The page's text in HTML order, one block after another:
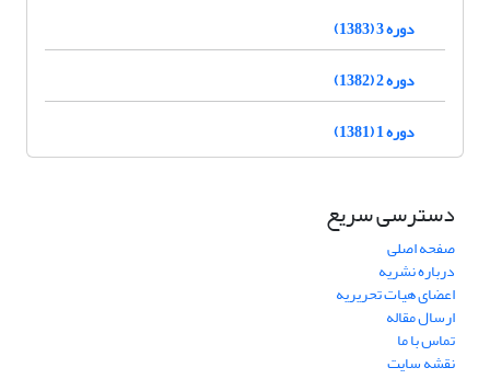
دوره 3 (1383)
دوره 2 (1382)
دوره 1 (1381)
دسترسی سریع
صفحه اصلی
درباره نشریه
اعضای هیات تحریریه
ارسال مقاله
تماس با ما
نقشه سایت